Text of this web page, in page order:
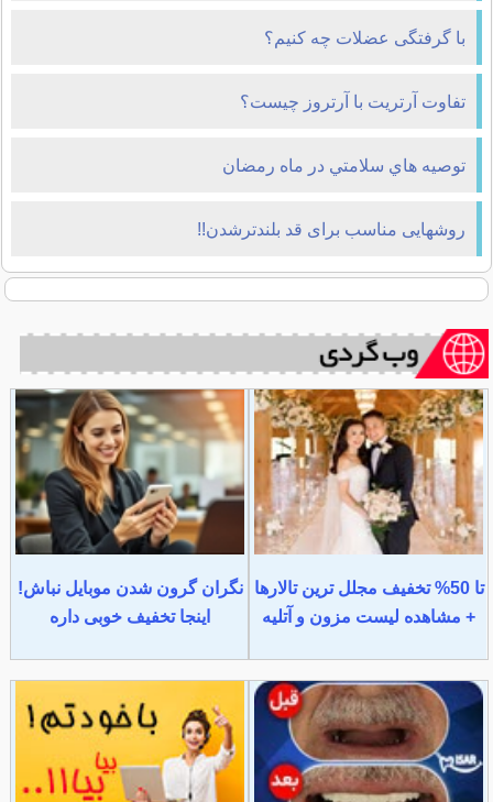
با گرفتگی عضلات چه کنیم؟
تفاوت آرتریت با آرتروز چیست؟
توصيه هاي سلامتي در ماه رمضان
روشهایی مناسب برای قد بلندترشدن!!
تا 50% تخفیف مجلل ترین تالارها
+ مشاهده لیست مزون و آتلیه
نگران گرون شدن موبایل نباش!
اینجا تخفیف خوبی داره